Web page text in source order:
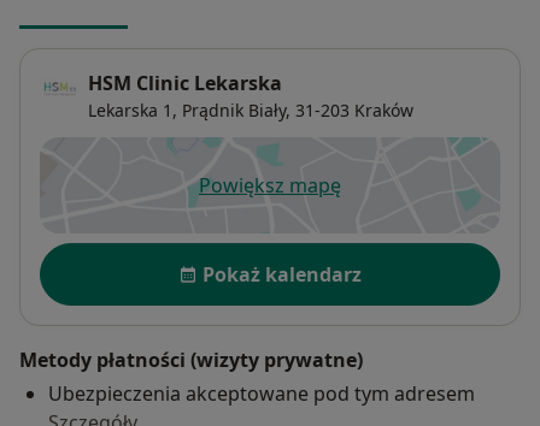
HSM Clinic Lekarska
Lekarska 1, Prądnik Biały, 31-203 Kraków
Powiększ mapęotwiera się w nowej karcie
Dostępność
Pokaż kalendarz
Metody płatności (wizyty prywatne)
Ubezpieczenia akceptowane pod tym adresem